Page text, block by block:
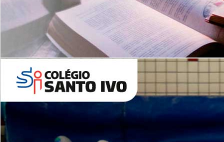
Leituras Literárias
6º AO 9º ANO FUNDAMENTAL
Inglês: Turmas Reduzidas
(Proficiência)
ALUNOS NOVOS
Entre em Contato